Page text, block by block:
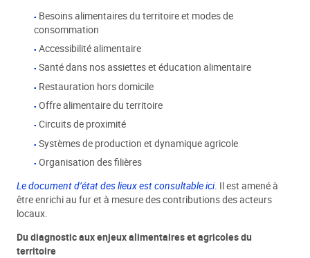
Besoins alimentaires du territoire et modes de
consommation
Accessibilité alimentaire
Santé dans nos assiettes et éducation alimentaire
Restauration hors domicile
Offre alimentaire du territoire
Circuits de proximité
Systèmes de production et dynamique agricole
Organisation des filières
Le document d’état des lieux est consultable ici. Il est amené à
être enrichi au fur et à mesure des contributions des acteurs
locaux.
Du diagnostic aux enjeux alimentaires et agricoles du
territoire